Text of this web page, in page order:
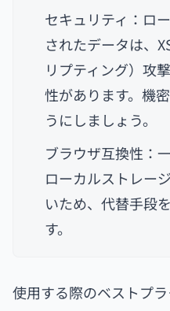
セキュリティ：ロ
されたデータは、
リプティング）攻
性があります。機
うにしましょう。
ブラウザ互換性：
ローカルストレー
いため、代替手段
す。
使用する際のベストプ